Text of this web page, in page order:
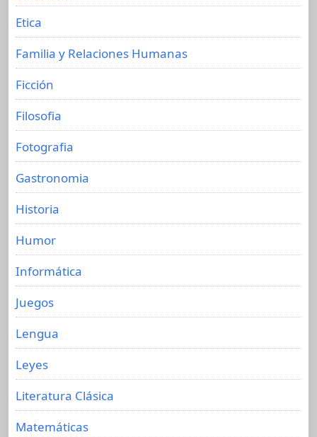
Etica
Familia y Relaciones Humanas
Ficción
Filosofia
Fotografia
Gastronomia
Historia
Humor
Informática
Juegos
Lengua
Leyes
Literatura Clásica
Matemáticas